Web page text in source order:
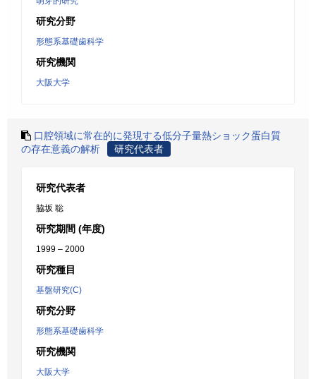
研究分野
形態系基礎歯科学
研究機関
大阪大学
口腔領域に常在的に発現する低分子量熱ショック蛋白質
の存在意義の解析
研究代表者
研究代表者
脇坂 聡
研究期間 (年度)
1999 – 2000
研究種目
基盤研究(C)
研究分野
形態系基礎歯科学
研究機関
大阪大学